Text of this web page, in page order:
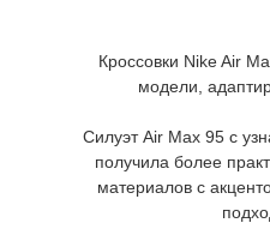
Кроссовки Nike Air
модели,
Силуэт Air Max 95 с
получила более
материалов с